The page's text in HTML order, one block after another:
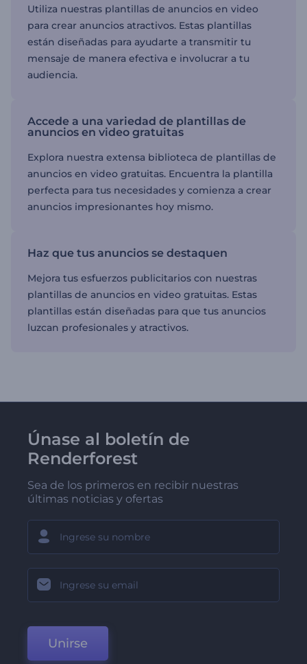
Utiliza nuestras plantillas de anuncios en video
para crear anuncios atractivos. Estas plantillas
están diseñadas para ayudarte a transmitir tu
mensaje de manera efectiva e involucrar a tu
audiencia.
Accede a una variedad de plantillas de
anuncios en video gratuitas
Explora nuestra extensa biblioteca de plantillas de
anuncios en video gratuitas. Encuentra la plantilla
perfecta para tus necesidades y comienza a crear
anuncios impresionantes hoy mismo.
Haz que tus anuncios se destaquen
Mejora tus esfuerzos publicitarios con nuestras
plantillas de anuncios en video gratuitas. Estas
plantillas están diseñadas para que tus anuncios
luzcan profesionales y atractivos.
Únase al boletín de
Renderforest
Sea de los primeros en recibir nuestras
últimas noticias y ofertas
Unirse